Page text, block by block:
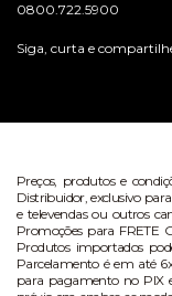
0800.722.5900
Siga, curta e
Preços, produtos e
Distribuidor, exclusivo
e televendas ou outros
Promoções para FRETE
Produtos importados
Parcelamento é em até
para pagamento no PIX